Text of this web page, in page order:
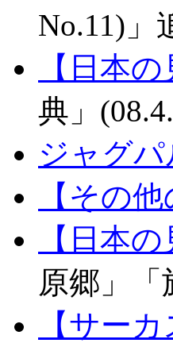
No.11)」
【日本
典」
ジャグパ
【その他
【日本
原郷」「
【サー